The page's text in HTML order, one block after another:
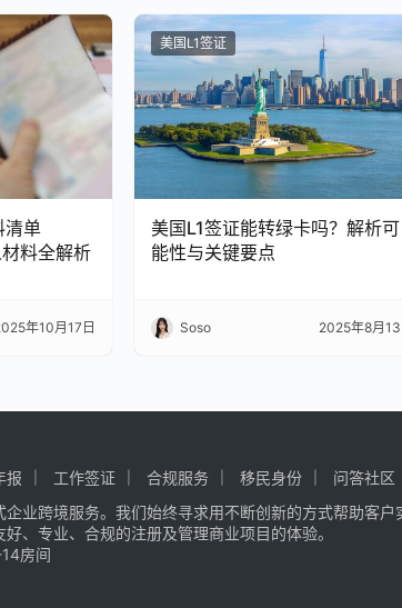
清单
料全解析
年10月17日
美国L1签证
美国L1签证能转绿卡吗？解析可
能性与关键要点
Soso 2025年8月
报 工作签证 合规服务 移民身份
问答社区
业跨境服务。我们始终寻求用不断创新的方式帮助客
、专业、合规的注册及管理商业项目的体验。
房间